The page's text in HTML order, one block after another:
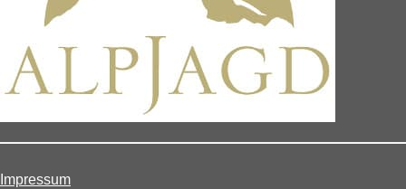
Impressum